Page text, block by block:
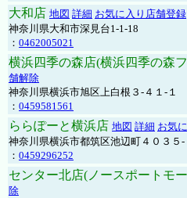
大和店 地図 詳細 お気に入り店舗登録
神奈川県大和市深見台1-1-18
： 0462005021
横浜四季の森店(横浜四季の森
舗解除
神奈川県横浜市旭区上白根３-４１-１
： 0459581561
ららぽーと横浜店 地図 詳細 お気
神奈川県横浜市都筑区池辺町４０３５-
： 0459296252
センター北店(ノースポートモ
除